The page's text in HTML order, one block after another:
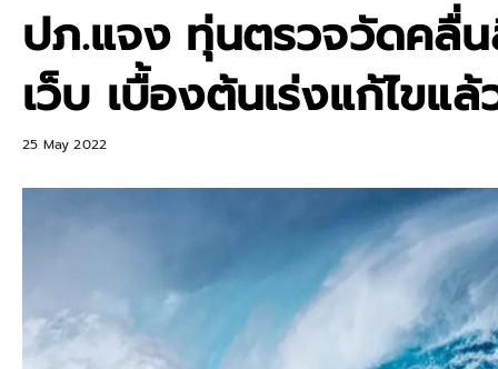
ปภ.แจง ทุ่นตรวจวัดคลื่น
เว็บ เบื้องต้นเร่งแก้ไขแล้
25 May 2022